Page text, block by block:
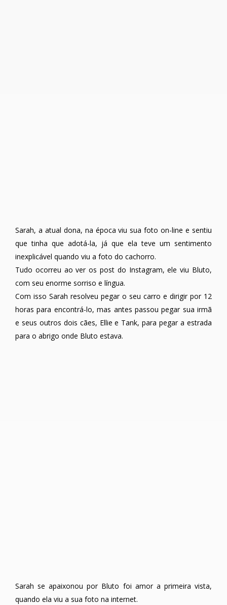
Sarah, a atual dona, na época viu sua foto on-line e sentiu
que tinha que adotá-la, já que ela teve um sentimento
inexplicável quando viu a foto do cachorro.
Tudo ocorreu ao ver os post do Instagram, ele viu Bluto,
com seu enorme sorriso e língua.
Com isso Sarah resolveu pegar o seu carro e dirigir por 12
horas para encontrá-lo, mas antes passou pegar sua irmã
e seus outros dois cães, Ellie e Tank, para pegar a estrada
para o abrigo onde Bluto estava.
Sarah se apaixonou por Bluto foi amor a primeira vista,
quando ela viu a sua foto na internet.